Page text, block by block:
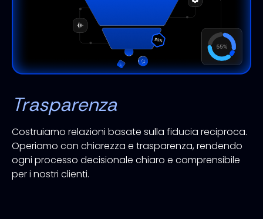
Trasparenza
Costruiamo relazioni basate sulla fiducia reciproca.
Operiamo con chiarezza e trasparenza, rendendo
ogni processo decisionale chiaro e comprensibile
per i nostri clienti.